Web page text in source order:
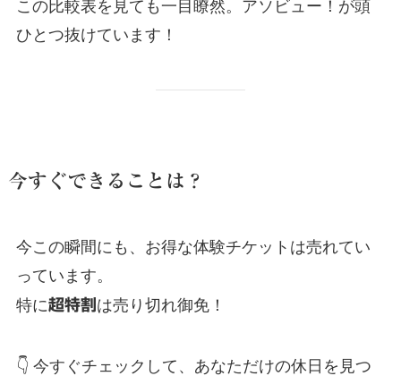
この比較表を見ても一目瞭然。アソビュー！が頭
ひとつ抜けています！
今すぐできることは？
今この瞬間にも、お得な体験チケットは売れてい
っています。
特に超特割 は売り切れ御免！
👇 今すぐチェックして、あなただけの休日を見つ